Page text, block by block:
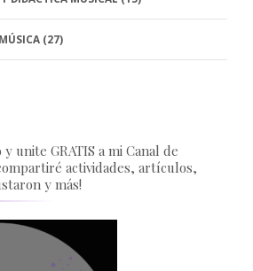
(27)
unite GRATIS a mi Canal de
actividades, artículos,
y más!